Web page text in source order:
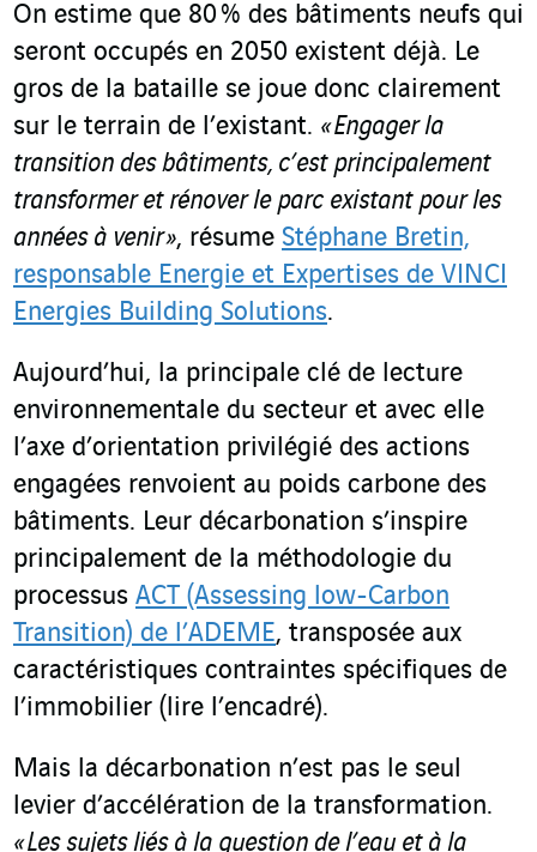
On estime que 80 % des bâtiments neufs qui
seront occupés en 2050 existent déjà. Le
gros de la bataille se joue donc clairement
sur le terrain de l’existant. « Engager la
transition des bâtiments, c’est principalement
transformer et rénover le parc existant pour les
années à venir », résume Stéphane Bretin,
responsable Energie et Expertises de VINCI
Energies Building Solutions.
Aujourd’hui, la principale clé de lecture
environnementale du secteur et avec elle
l’axe d’orientation privilégié des actions
engagées renvoient au poids carbone des
bâtiments. Leur décarbonation s’inspire
principalement de la méthodologie du
processus ACT (Assessing low-Carbon
Transition) de l’ADEME, transposée aux
caractéristiques contraintes spécifiques de
l’immobilier (lire l’encadré).
Mais la décarbonation n’est pas le seul
levier d’accélération de la transformation.
« Les sujets liés à la question de l’eau et à la